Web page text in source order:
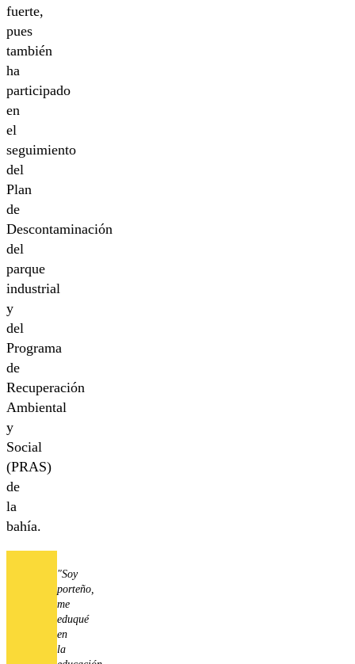
fuerte,
pues
también
ha
participado
en
el
seguimiento
del
Plan
de
Descontaminación
del
parque
industrial
y
del
Programa
de
Recuperación
Ambiental
y
Social
(PRAS)
de
la
bahía.
"Soy
porteño,
me
eduqué
en
la